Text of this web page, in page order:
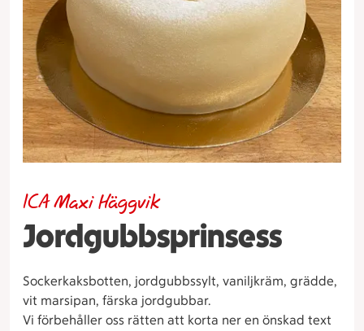
Jordgubbsprinsess
ICA Maxi Häggvik
Sockerkaksbotten, jordgubbssylt, vaniljkräm, grädde,
vit marsipan, färska jordgubbar.
Vi förbehåller oss rätten att korta ner en önskad text